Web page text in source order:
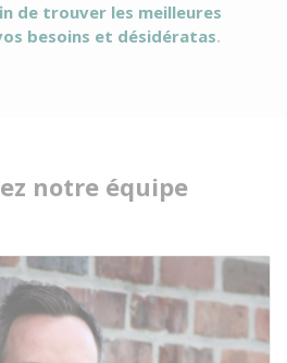
de trouver les meilleures
besoins et désidératas.
notre équipe